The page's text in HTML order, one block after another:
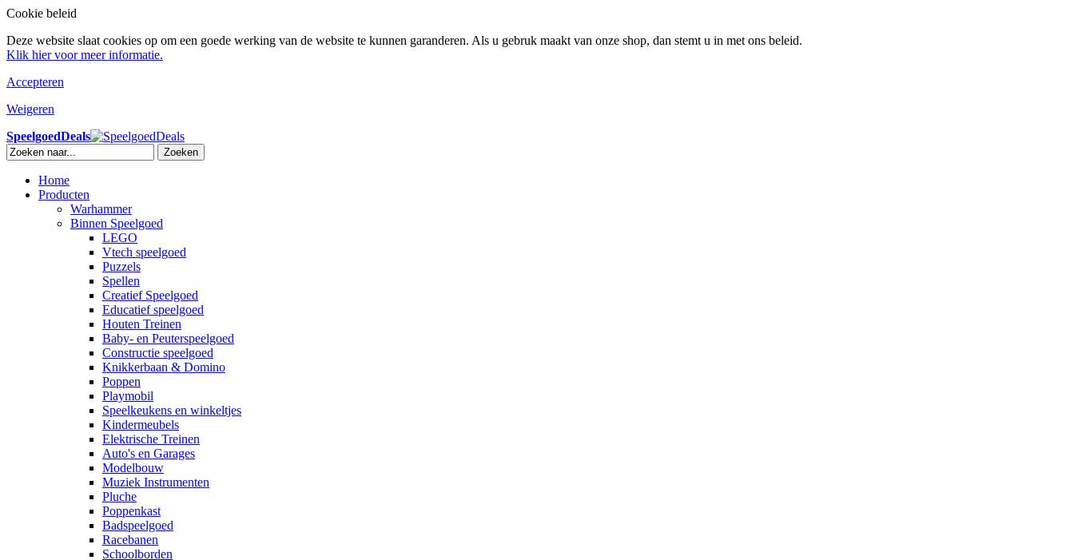
Cookie beleid
Deze website slaat cookies op om een goede werking van de website te kunnen garanderen. Als u gebruk maakt van onze shop, dan stemt u in met ons beleid.
Klik hier voor meer informatie.
Accepteren
Weigeren
SpeelgoedDeals
Zoeken
Home
Producten
Warhammer
Binnen Speelgoed
LEGO
Vtech speelgoed
Puzzels
Spellen
Creatief Speelgoed
Educatief speelgoed
Houten Treinen
Baby- en Peuterspeelgoed
Constructie speelgoed
Knikkerbaan & Domino
Poppen
Playmobil
Speelkeukens en winkeltjes
Kindermeubels
Elektrische Treinen
Auto's en Garages
Modelbouw
Muziek Instrumenten
Pluche
Poppenkast
Badspeelgoed
Racebanen
Schoolborden